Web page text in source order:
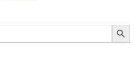
Search Button